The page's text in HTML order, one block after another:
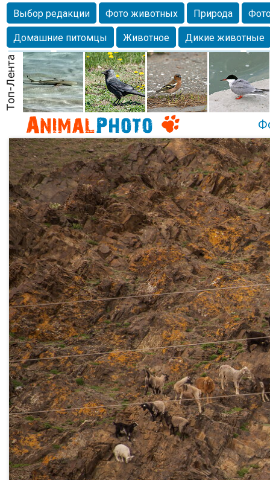
Выбор редакции Фото животных Природа
Домашние питомцы
Животное
Дикие животные
Собаки
Alexanderandronik Млекопитающие
Морда
Собачка Осень Портрет
Домашние
Насекомое
Коты Lebert Дикие птицы Утка